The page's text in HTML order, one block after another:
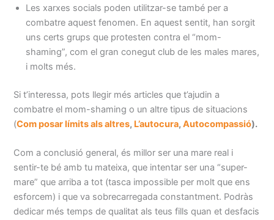
Les xarxes socials poden utilitzar-se també per a
combatre aquest fenomen. En aquest sentit, han sorgit
uns certs grups que protesten contra el “mom-
shaming”, com el gran conegut club de les males mares,
i molts més.
Si t’interessa, pots llegir més articles que t’ajudin a
combatre el mom-shaming o un altre tipus de situacions
(Com posar límits als altres, L’autocura,Autocompassió).
Com a conclusió general, és millor ser una mare real i
sentir-te bé amb tu mateixa, que intentar ser una “super-
mare” que arriba a tot (tasca impossible per molt que ens
esforcem) i que va sobrecarregada constantment. Podràs
dedicar més temps de qualitat als teus fills quan et desfacis